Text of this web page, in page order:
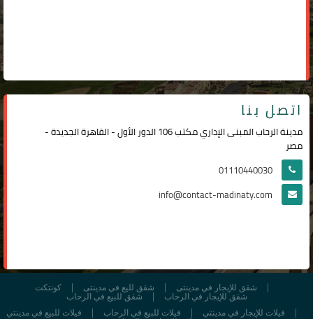
اتصل بنا
مدينة الرحاب المبنى الإداري مكتب 106 الدور الأول - القاهرة الجديدة -
مصر
01110440030
info@contact-madinaty.com
كونتكت شقق لليع في مدينتى
شقق للإيجار في مدينتى
شقق للبيع في الرحاب
شقق للإيجار في الرحاب
فيلات للبيع في مدينتي
فيلات للبيع في الرحاب
فيلات للإيجار في مدينتي